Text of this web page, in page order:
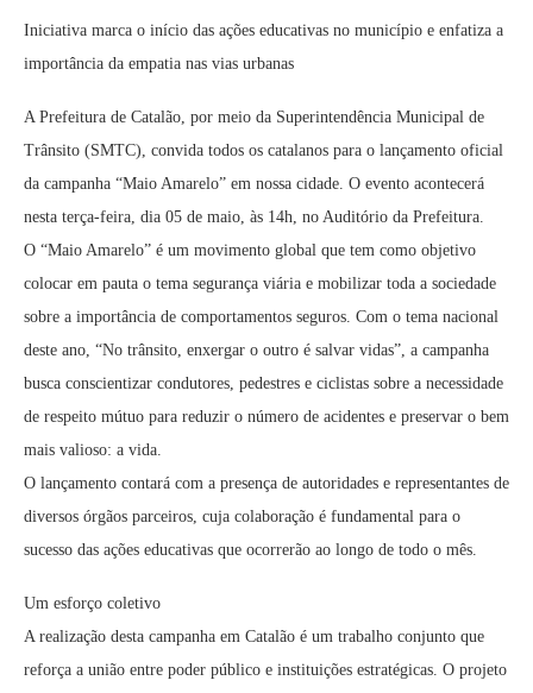
Iniciativa marca o início das ações educativas no município e enfatiza a
importância da empatia nas vias urbanas
A Prefeitura de Catalão, por meio da Superintendência Municipal de
Trânsito (SMTC), convida todos os catalanos para o lançamento oficial
da campanha “Maio Amarelo” em nossa cidade. O evento acontecerá
nesta terça-feira, dia 05 de maio, às 14h, no Auditório da Prefeitura.
O “Maio Amarelo” é um movimento global que tem como objetivo
colocar em pauta o tema segurança viária e mobilizar toda a sociedade
sobre a importância de comportamentos seguros. Com o tema nacional
deste ano, “No trânsito, enxergar o outro é salvar vidas”, a campanha
busca conscientizar condutores, pedestres e ciclistas sobre a necessidade
de respeito mútuo para reduzir o número de acidentes e preservar o bem
mais valioso: a vida.
O lançamento contará com a presença de autoridades e representantes de
diversos órgãos parceiros, cuja colaboração é fundamental para o
sucesso das ações educativas que ocorrerão ao longo de todo o mês.
Um esforço coletivo
A realização desta campanha em Catalão é um trabalho conjunto que
reforça a união entre poder público e instituições estratégicas. O projeto